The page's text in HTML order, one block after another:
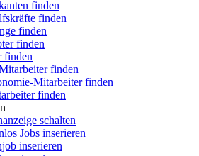
finden
finden
finden
finden
finden
finden
Mitarbeiter finden
finden
schalten
Jobs inserieren
inserieren